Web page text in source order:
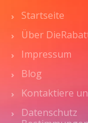
Startseite
Über
Impressum
Blog
Kontaktiere
Datenschutz